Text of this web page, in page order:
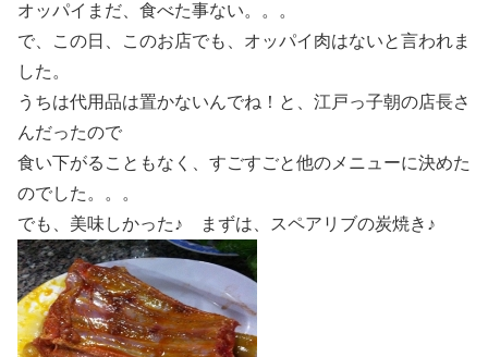
オッパイまだ、食べた事ない。。。
で、この日、このお店でも、オッパイ肉はないと言われま
した。
うちは代用品は置かないんでね！と、江戸っ子朝の店長さ
んだったので
食い下がることもなく、すごすごと他のメニューに決めた
のでした。。。
でも、美味しかった♪ まずは、スペアリブの炭焼き♪